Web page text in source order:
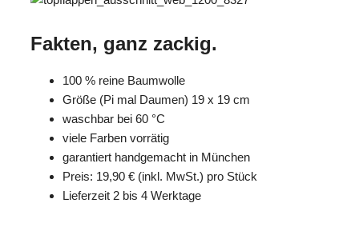
Fakten, ganz zackig.
100 % reine Baumwolle
Größe (Pi mal Daumen) 19 x 19 cm
waschbar bei 60 °C
viele Farben vorrätig
garantiert handgemacht in München
Preis: 19,90 € (inkl. MwSt.) pro Stück
Lieferzeit 2 bis 4 Werktage